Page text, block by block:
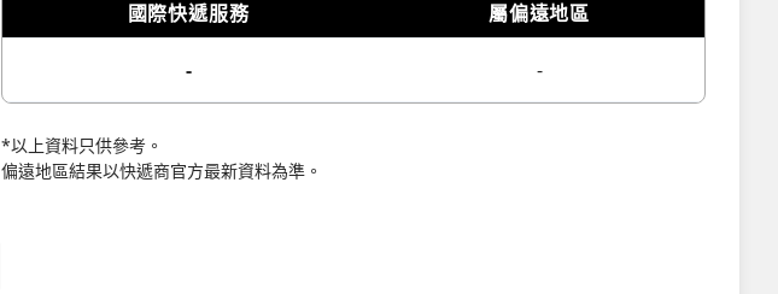
國際快遞服務 屬偏遠地區
- -
*以上資料只供參考。
偏遠地區結果以快遞商官方最新資料為準。